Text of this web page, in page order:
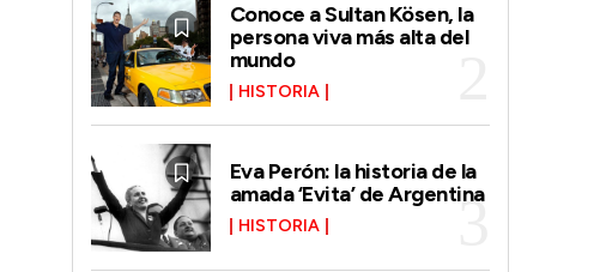
Conoce a Sultan Kösen, la
persona viva más alta del
mundo
HISTORIA
Eva Perón: la historia de la
amada ‘Evita’ de Argentina
HISTORIA